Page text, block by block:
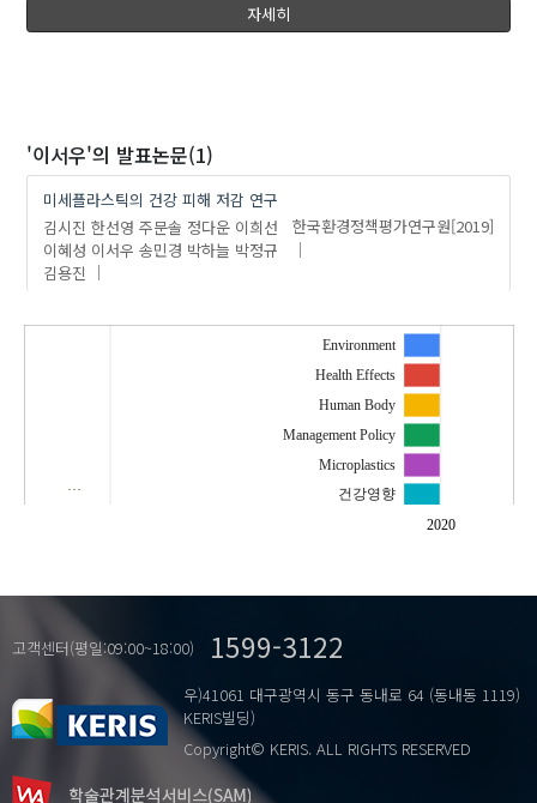
자세히
'이서우'의 발표논문(1)
미세플라스틱의 건강 피해 저감 연구
김시진 한선영 주문솔 정다운 이희선
이혜성 이서우 송민경 박하늘 박정규
김용진
한국환경정책평가연구원[2019]
2020
…
Environment
Health Effects
Human Body
Management Policy
Microplastics
건강영향
고객센터(평일:09:00~18:00) 1599-3122
우)41061 대구광역시 동구 동내로 64 (동내동 1119)
KERIS빌딩)
Copyright© KERIS. ALL RIGHTS RESERVED